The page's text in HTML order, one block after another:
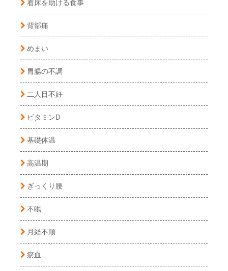
背部痛
めまい
胃腸の不調
二人目不妊
ビタミンD
基礎体温
高温期
ぎっくり腰
不眠
月経不順
瘀血